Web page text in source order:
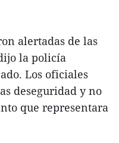
alertadas de las
la policía
Los oficiales
deseguridad y no
que representara